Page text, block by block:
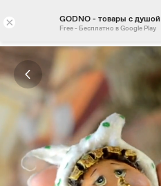
× GODNO - товары с душой
Free - Бесплатно в Google Play